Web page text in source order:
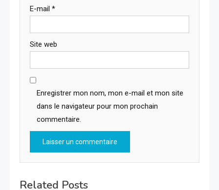
E-mail *
Site web
Enregistrer mon nom, mon e-mail et mon site
dans le navigateur pour mon prochain
commentaire.
Related Posts